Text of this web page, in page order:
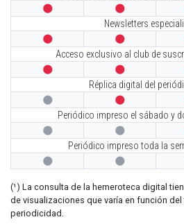
 
Newsletters
 
Acceso exclusivo al club de
 
Réplica digital del
 
Periódico impreso el sábado y
 
Periódico impreso toda la
 
(¹) La consulta de la hemeroteca digital
de visualizaciones que varía en función
periodicidad.